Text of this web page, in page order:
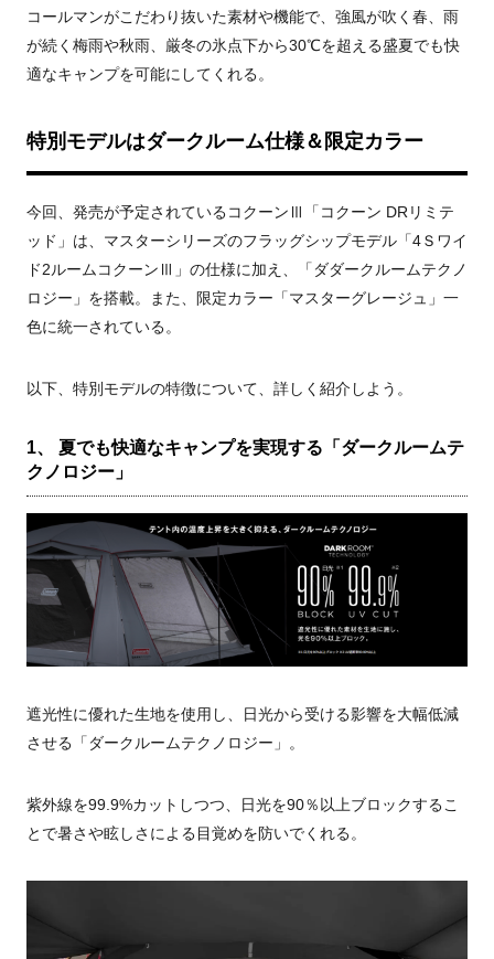
コールマンがこだわり抜いた素材や機能で、強風が吹く春、雨
が続く梅雨や秋雨、厳冬の氷点下から30℃を超える盛夏でも快
適なキャンプを可能にしてくれる。
特別モデルはダークルーム仕様＆限定カラー
今回、発売が予定されているコクーンⅢ「コクーン DRリミテ
ッド」は、マスターシリーズのフラッグシップモデル「4Ｓワイ
ド2ルームコクーンⅢ」の仕様に加え、「ダダークルームテクノ
ロジー」を搭載。また、限定カラー「マスターグレージュ」一
色に統一されている。
以下、特別モデルの特徴について、詳しく紹介しよう。
1、 夏でも快適なキャンプを実現する「ダークルームテ
クノロジー」
遮光性に優れた生地を使用し、日光から受ける影響を大幅低減
させる「ダークルームテクノロジー」。
紫外線を99.9%カットしつつ、日光を90％以上ブロックするこ
とで暑さや眩しさによる目覚めを防いでくれる。